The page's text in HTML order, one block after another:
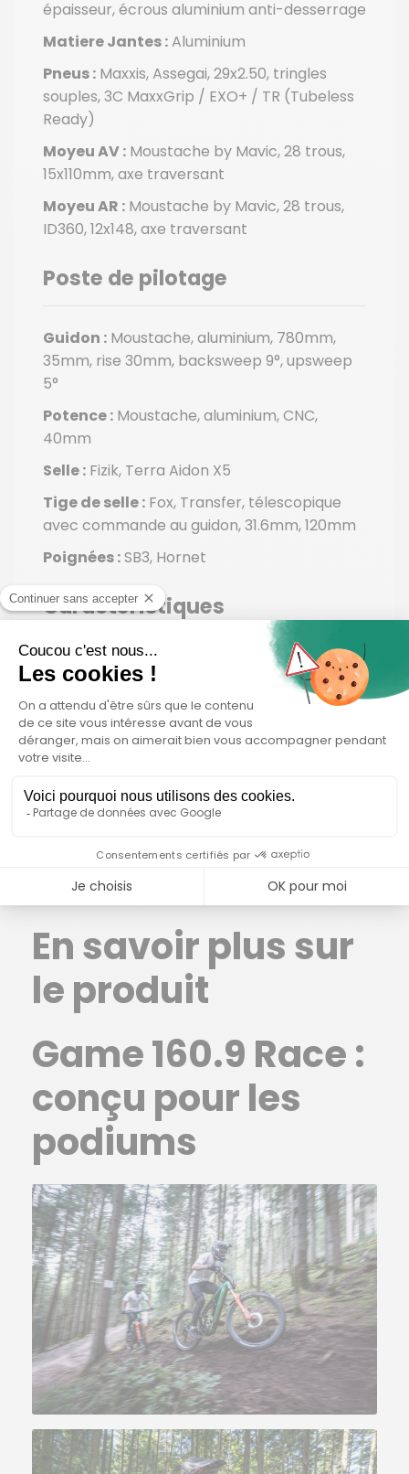
épaisseur, écrous aluminium anti-desserrage
Matiere Jantes :Aluminium
Pneus : Maxxis, Assegai, 29x2.50, tringles
souples, 3C MaxxGrip / EXO+ / TR (Tubeless
Ready)
Moyeu AV : Moustache by Mavic, 28 trous,
15x110mm, axe traversant
Moyeu AR : Moustache by Mavic, 28 trous,
ID360, 12x148, axe traversant
Poste de pilotage
Guidon : Moustache, aluminium, 780mm,
35mm, rise 30mm, backsweep 9°, upsweep
5°
Potence : Moustache, aluminium, CNC,
40mm
Selle : Fizik, Terra Aidon X5
Tige de selle : Fox, Transfer, télescopique
avec commande au guidon, 31.6mm, 120mm
Poignées :SB3, Hornet
Caractéristiques
Pédales :Plateforme aluminium avec
Accessoires du vélo :Klaxon : Spanninga
Minibell Black
Poids total autorisé :140kg
En savoir plus sur
le produit
Game 160.9 Race :
conçu pour les
podiums